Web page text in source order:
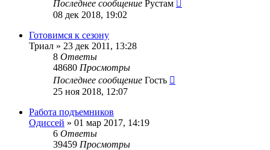
Последнее сообщение Рустам
08 дек 2018, 19:02
Готовимся к сезону
Триал » 23 дек 2011, 13:28
8 Ответы
48680 Просмотры
Последнее сообщение Гость
25 ноя 2018, 12:07
Работа подъемников
Одиссей » 01 мар 2017, 14:19
6 Ответы
39459 Просмотры